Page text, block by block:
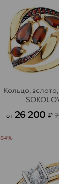
Кольцо, золото,
от 26 200 ₽
64%